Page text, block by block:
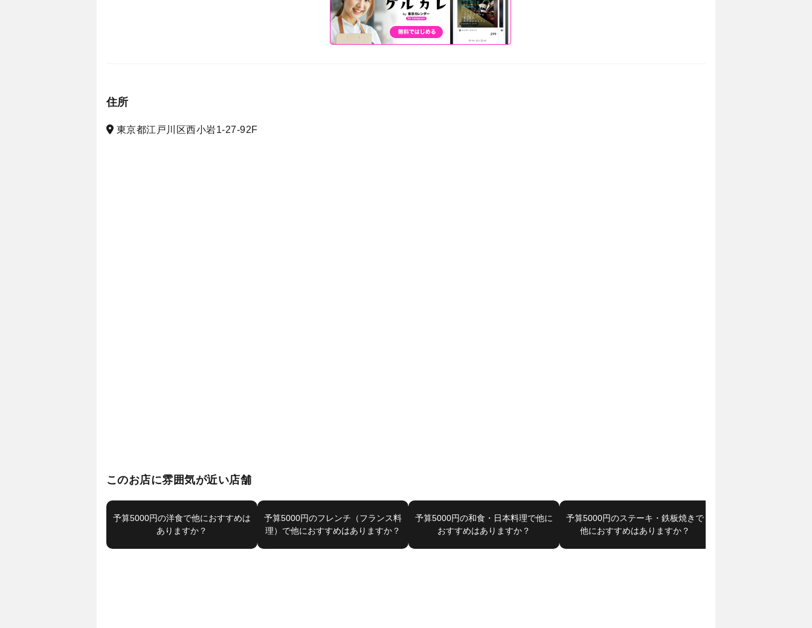
住所
東京都江戸川区西小岩1-27-92F
このお店に雰囲気が近い店舗
予算5000円の洋食で他におすすめは
ありますか？
予算5000円のフレンチ（フランス料
理）で他におすすめはありますか？
予算5000円の和食・日本料理で他に
おすすめはありますか？
予算5000円のステーキ・鉄板焼きで
他におすすめはありますか？